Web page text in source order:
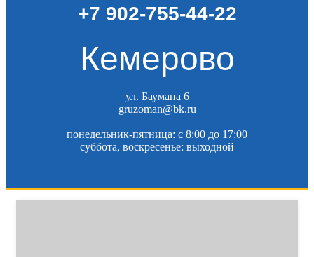
+7 902-755-44-22
Кемерово
ул. Баумана 6
gruzoman@bk.ru
понедельник-пятница: c 8:00 до 17:00
суббота, воскресенье: выходной